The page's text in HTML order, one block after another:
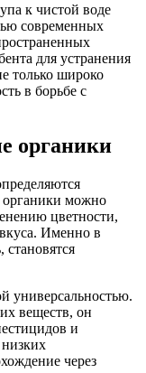
к чистой воде
современных
для устранения
только широко
в борьбе с
органики
органики можно
цветности,
Именно в
становятся
универсальностью.
веществ, он
и
через